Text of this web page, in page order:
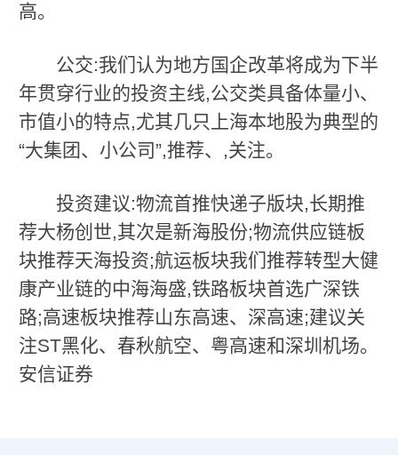
高。
公交:我们认为地方国企改革将成为下半
年贯穿行业的投资主线,公交类具备体量小、
市值小的特点,尤其几只上海本地股为典型的
“大集团、小公司”,推荐、,关注。
投资建议:物流首推快递子版块,长期推
荐大杨创世,其次是新海股份;物流供应链板
块推荐天海投资;航运板块我们推荐转型大健
康产业链的中海海盛,铁路板块首选广深铁
路;高速板块推荐山东高速、深高速;建议关
注ST黑化、春秋航空、粤高速和深圳机场。
安信证券